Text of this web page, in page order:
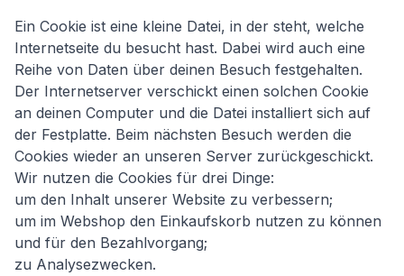
Ein Cookie ist eine kleine Datei, in der steht, welche
Internetseite du besucht hast. Dabei wird auch eine
Reihe von Daten über deinen Besuch festgehalten.
Der Internetserver verschickt einen solchen Cookie
an deinen Computer und die Datei installiert sich auf
der Festplatte. Beim nächsten Besuch werden die
Cookies wieder an unseren Server zurückgeschickt.
Wir nutzen die Cookies für drei Dinge:
um den Inhalt unserer Website zu verbessern;
um im Webshop den Einkaufskorb nutzen zu können
und für den Bezahlvorgang;
zu Analysezwecken.